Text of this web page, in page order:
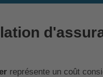
représente un coût